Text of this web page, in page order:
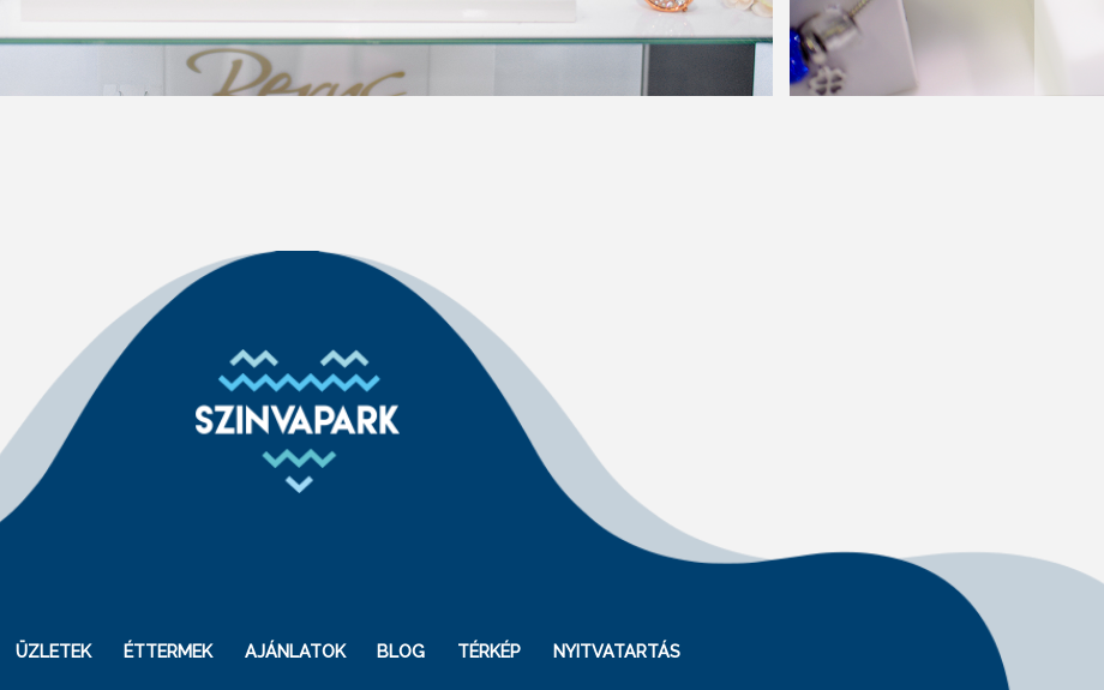
ÜZLETEK ÉTTERMEK AJÁNLATOK BLOG TÉRKÉP NYITVATARTÁS